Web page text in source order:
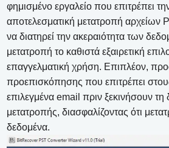
φημισμένο εργαλείο που επιτρέπει
αποτελεσματική μετατροπή αρχείων
να διατηρεί την ακεραιότητα των
μετατροπή το καθιστά εξαιρετική
επαγγελματική χρήση. Επιπλέον,
προεπισκόπησης που επιτρέπει
επιλεγμένα email πριν ξεκινήσουν τη
μετατροπής, διασφαλίζοντας ότι
δεδομένα.